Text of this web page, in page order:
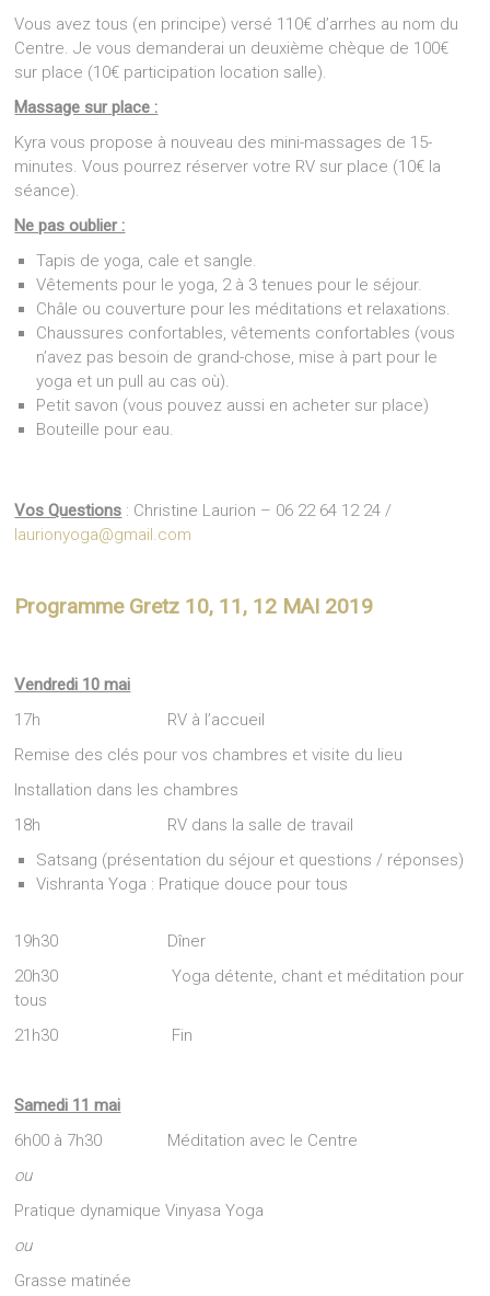
Vous avez tous (en principe) versé 110€ d’arrhes au nom du
Centre. Je vous demanderai un deuxième chèque de 100€
sur place (10€ participation location salle).
Massage sur place :
Kyra vous propose à nouveau des mini-massages de 15-
minutes. Vous pourrez réserver votre RV sur place (10€ la
séance).
Ne pas oublier :
Tapis de yoga, cale et sangle.
Vêtements pour le yoga, 2 à 3 tenues pour le séjour.
Châle ou couverture pour les méditations et relaxations.
Chaussures confortables, vêtements confortables (vous
n’avez pas besoin de grand-chose, mise à part pour le
yoga et un pull au cas où).
Petit savon (vous pouvez aussi en acheter sur place)
Bouteille pour eau.
Vos Questions : Christine Laurion – 06 22 64 12 24 /
laurionyoga@gmail.com
Programme Gretz 10, 11, 12 MAI 2019
Vendredi 10 mai
17h RV à l’accueil
Remise des clés pour vos chambres et visite du lieu
Installation dans les chambres
18h RV dans la salle de travail
Satsang (présentation du séjour et questions / réponses)
Vishranta Yoga : Pratique douce pour tous
19h30 Dîner
20h30 Yoga détente, chant et méditation pour
tous
21h30 Fin
Samedi 11 mai
6h00 à 7h30 Méditation avec le Centre
ou
Pratique dynamique Vinyasa Yoga
ou
Grasse matinée